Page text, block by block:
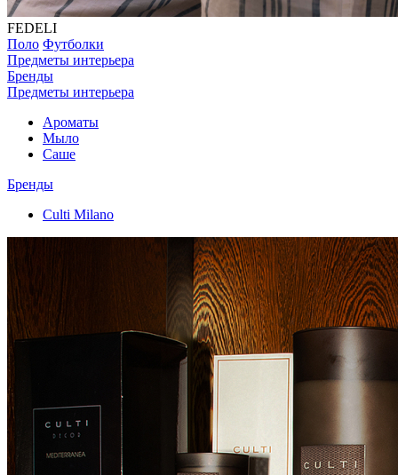
FEDELI
Поло Футболки
Предметы интерьера
Бренды
Предметы интерьера
Ароматы
Мыло
Саше
Бренды
Culti Milano